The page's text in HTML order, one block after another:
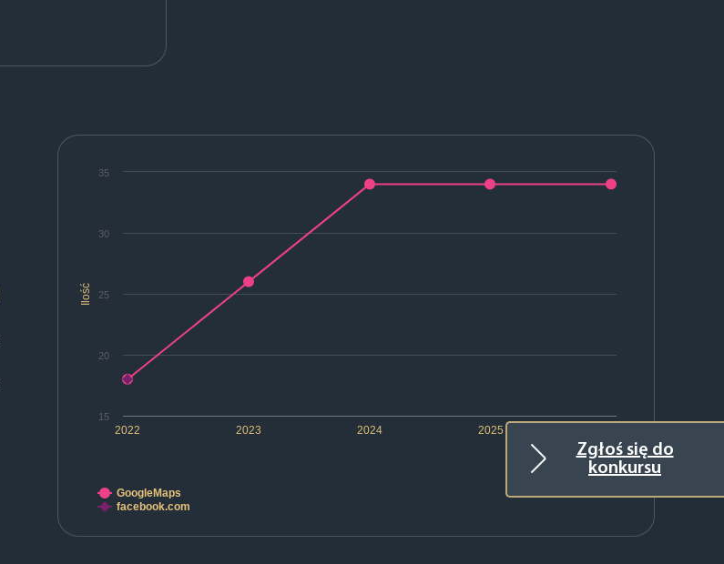
Zgłoś się do
konkursu
Ilość
2022 2023 2024 2025
15
20
25
30
35
GoogleMaps
facebook.com